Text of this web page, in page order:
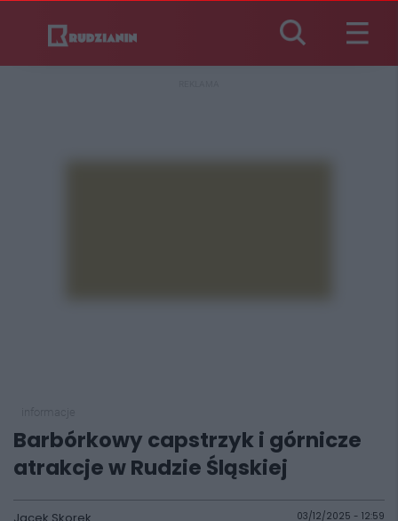
Barbórkowy capstrzyk i górnicze
atrakcje w Rudzie Śląskiej
03/12/2025 - 12:59